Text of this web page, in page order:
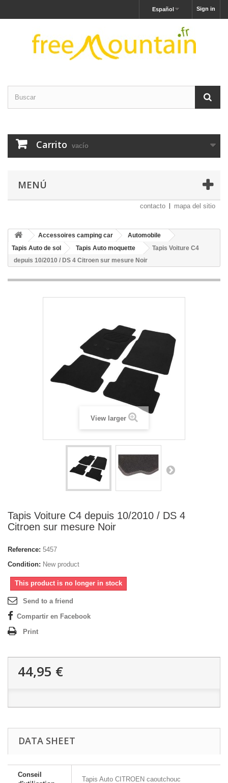
Sign in
Español
Carrito vacío
MENÚ
contacto mapa del sitio
Accessoires camping car
Automobile
Tapis Auto de sol
Tapis Auto moquette
Tapis Voiture C4
depuis 10/2010 / DS 4 Citroen sur mesure Noir
View larger
Tapis Voiture C4 depuis 10/2010 / DS 4
Citroen sur mesure Noir
Reference: 5457
Condition: New product
This product is no longer in stock
Send to a friend
Compartir en Facebook
Print
44,95 €
DATA SHEET
Conseil
Tapis Auto CITROEN caoutchouc